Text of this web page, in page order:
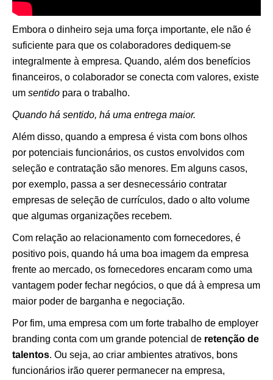
Embora o dinheiro seja uma força importante, ele não é
suficiente para que os colaboradores dediquem-se
integralmente à empresa. Quando, além dos benefícios
financeiros, o colaborador se conecta com valores, existe
um sentido para o trabalho.
Quando há sentido, há uma entrega maior.
Além disso, quando a empresa é vista com bons olhos
por potenciais funcionários, os custos envolvidos com
seleção e contratação são menores. Em alguns casos,
por exemplo, passa a ser desnecessário contratar
empresas de seleção de currículos, dado o alto volume
que algumas organizações recebem.
Com relação ao relacionamento com fornecedores, é
positivo pois, quando há uma boa imagem da empresa
frente ao mercado, os fornecedores encaram como uma
vantagem poder fechar negócios, o que dá à empresa um
maior poder de barganha e negociação.
Por fim, uma empresa com um forte trabalho de employer
branding conta com um grande potencial de retenção de
talentos. Ou seja, ao criar ambientes atrativos, bons
funcionários irão querer permanecer na empresa,